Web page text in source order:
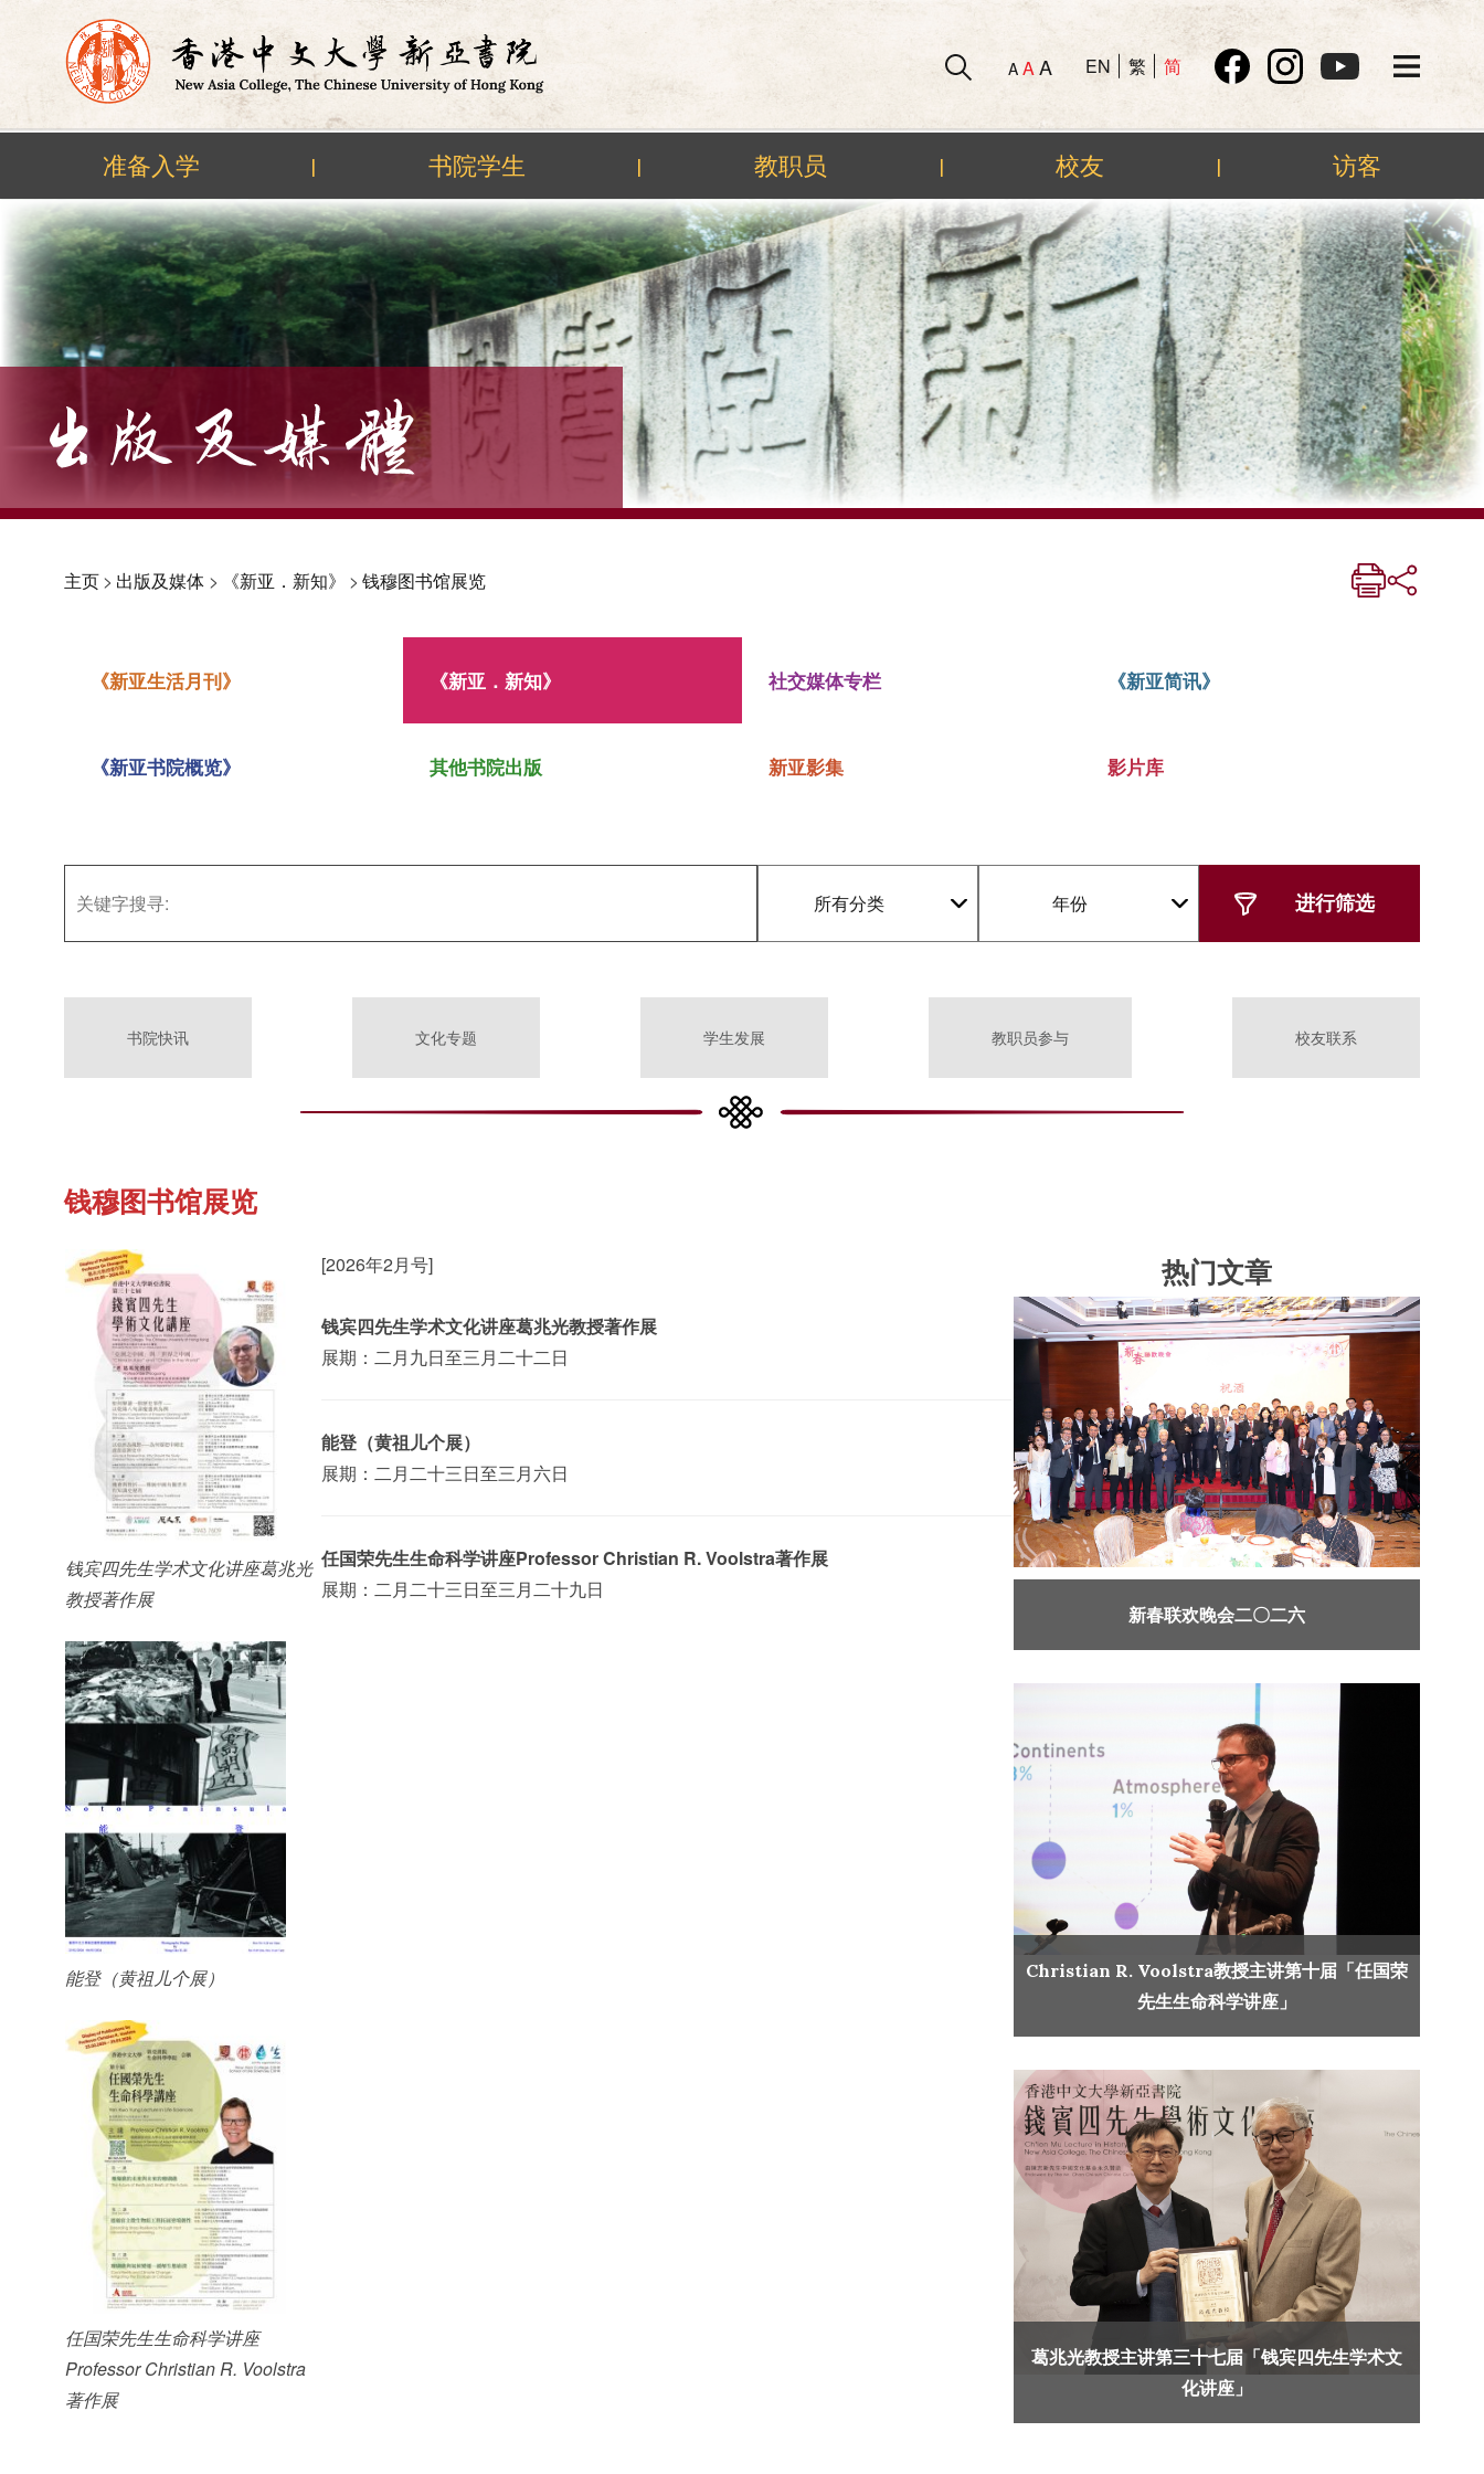
Skip
content
A AA EN 繁 简
准备入学 | 书院学生 | 教职员 | 校友 | 访客
主页> 出版及媒体 > 《新亚．新知》 > 钱穆图书馆展览
《新亚生活月刊》 《新亚．新知》 社交媒体专栏 《新亚简讯》
《新亚书院概览》 其他书院出版 新亚影集 影片库
所有分类 年份
书院快讯 文化专题 学生发展 教职员参与 校友联系
钱穆图书馆展览
钱宾四先生学术文化讲座葛兆光
教授著作展
能登（黄祖儿个展）
任国荣先生生命科学讲座
Professor Christian R. Voolstra
著作展
[2026年2月号]
钱宾四先生学术文化讲座葛兆光教授著作展
展期：二月九日至三月二十二日
能登（黄祖儿个展）
展期：二月二十三日至三月六日
任国荣先生生命科学讲座Professor Christian R. Voolstra著作展
展期：二月二十三日至三月二十九日
热门文章
新春联欢晚会二〇二六
Christian R. Voolstra教授主讲第十届「任国荣
先生生命科学讲座」
葛兆光教授主讲第三十七届「钱宾四先生学术文
化讲座」